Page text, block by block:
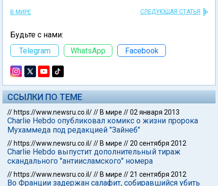
В МИРЕ СЛЕДУЮЩАЯ СТАТЬЯ
Будьте с нами:
Telegram
WhatsApp Facebook
ССЫЛКИ ПО ТЕМЕ
// https://www.newsru.co.il/// В мире //02 января 2013
Charlie Hebdo опубликовал комикс о жизни пророка
Мухаммеда под редакцией "Зайнеб"
// https://www.newsru.co.il/// В мире //20 сентября 2012
Charlie Hebdo выпустит дополнительный тираж
скандального "антиисламского" номера
// https://www.newsru.co.il/// В мире //21 сентября 2012
Во Франции задержан салафит, собиравшийся убить